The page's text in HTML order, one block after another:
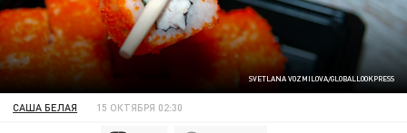
SVETLANA VOZMILOVA/GLOBALLOOKPRESS
САША БЕЛАЯ 15 ОКТЯБРЯ 02:30